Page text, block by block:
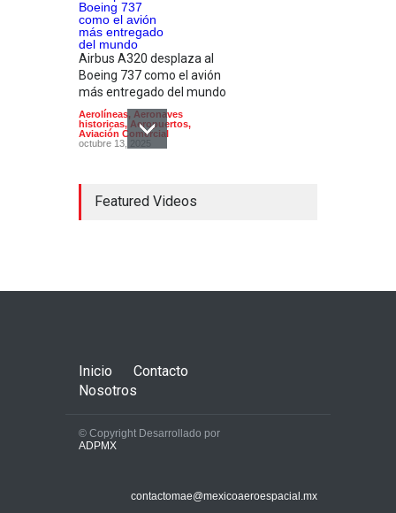
Airbus A320 desplaza al
Boeing 737 como el avión
más entregado del mundo
Aerolíneas, Aeronaves
historicas, Aeropuertos,
Aviación Comercial
octubre 13, 2025
Aeroméxico cambia de
Aeroexpo 2026 en Toluca,
Featured Videos
Inicio
Contacto
Nosotros
© Copyright Desarrollado por
ADPMX
contactomae@mexicoaeroespacial.mx